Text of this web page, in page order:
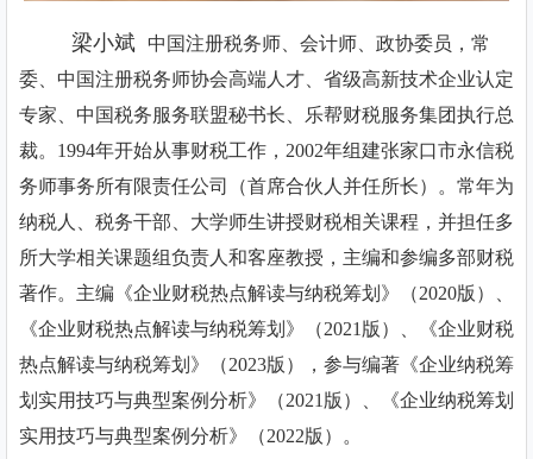
梁小斌
中国注册税务师、会计师、政协委员，常
委、中国注册税务师协会高端人才、省级高新技术企业认定
专家、中国税务服务联盟秘书长、乐帮财税服务集团执行总
裁。1994年开始从事财税工作，2002年组建张家口市永信税
务师事务所有限责任公司（首席合伙人并任所长）。常年为
纳税人、税务干部、大学师生讲授财税相关课程，并担任多
所大学相关课题组负责人和客座教授，主编和参编多部财税
著作。主编《企业财税热点解读与纳税筹划》（2020版）、
《企业财税热点解读与纳税筹划》（2021版）、《企业财税
热点解读与纳税筹划》（2023版），参与编著《企业纳税筹
划实用技巧与典型案例分析》（2021版）、《企业纳税筹划
实用技巧与典型案例分析》（2022版）。